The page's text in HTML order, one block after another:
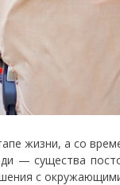
жизни, а со
— существа
с